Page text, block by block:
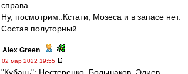
справа.
Ну, посмотрим..Кстати, Мозеса и в запасе нет.
Состав полуторный.
Alex Green -
02 мар 2022 19:55